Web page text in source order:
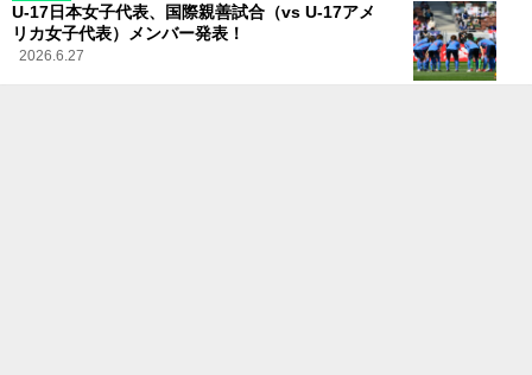
U-17日本女子代表、国際親善試合（vs U-17アメ
リカ女子代表）メンバー発表！
2026.6.27